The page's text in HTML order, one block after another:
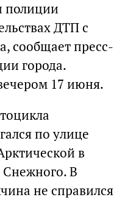
полиции
ДТП с
сообщает пресс-
города.
17 июня.
по улице
в
Снежного. В
не справился